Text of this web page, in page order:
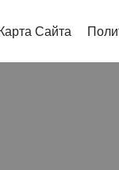
Карта Сайта